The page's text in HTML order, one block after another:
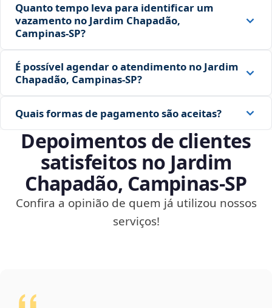
Quanto tempo leva para identificar um
vazamento no Jardim Chapadão,
Campinas‑SP?
É possível agendar o atendimento no Jardim
Chapadão, Campinas‑SP?
Quais formas de pagamento são aceitas?
Depoimentos de clientes
satisfeitos no Jardim
Chapadão, Campinas‑SP
Confira a opinião de quem já utilizou nossos
serviços!